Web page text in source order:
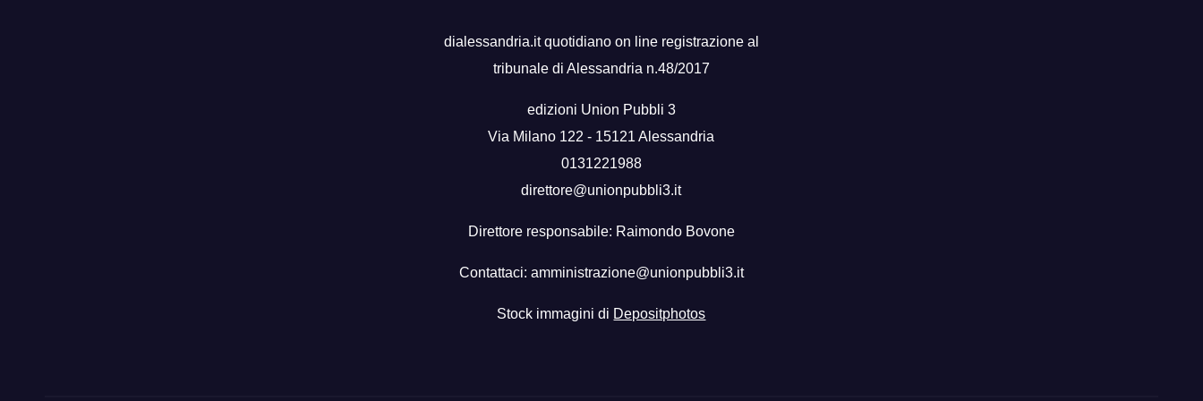
dialessandria.it quotidiano on line registrazione al
tribunale di Alessandria n.48/2017
edizioni Union Pubbli 3
Via Milano 122 - 15121 Alessandria
0131221988
direttore@unionpubbli3.it
Direttore responsabile: Raimondo Bovone
Contattaci: amministrazione@unionpubbli3.it
Stock immagini di Depositphotos